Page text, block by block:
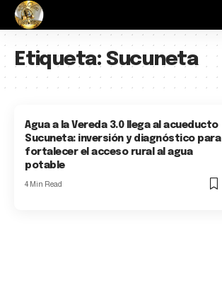
Etiqueta: Sucuneta
Agua a la Vereda 3.0 llega al acueducto
Sucuneta: inversión y diagnóstico para
fortalecer el acceso rural al agua
potable
4 Min Read